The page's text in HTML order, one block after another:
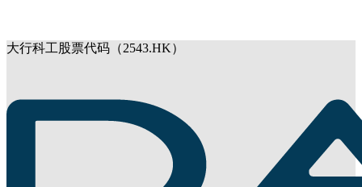
大行科工股票代码（2543.HK）